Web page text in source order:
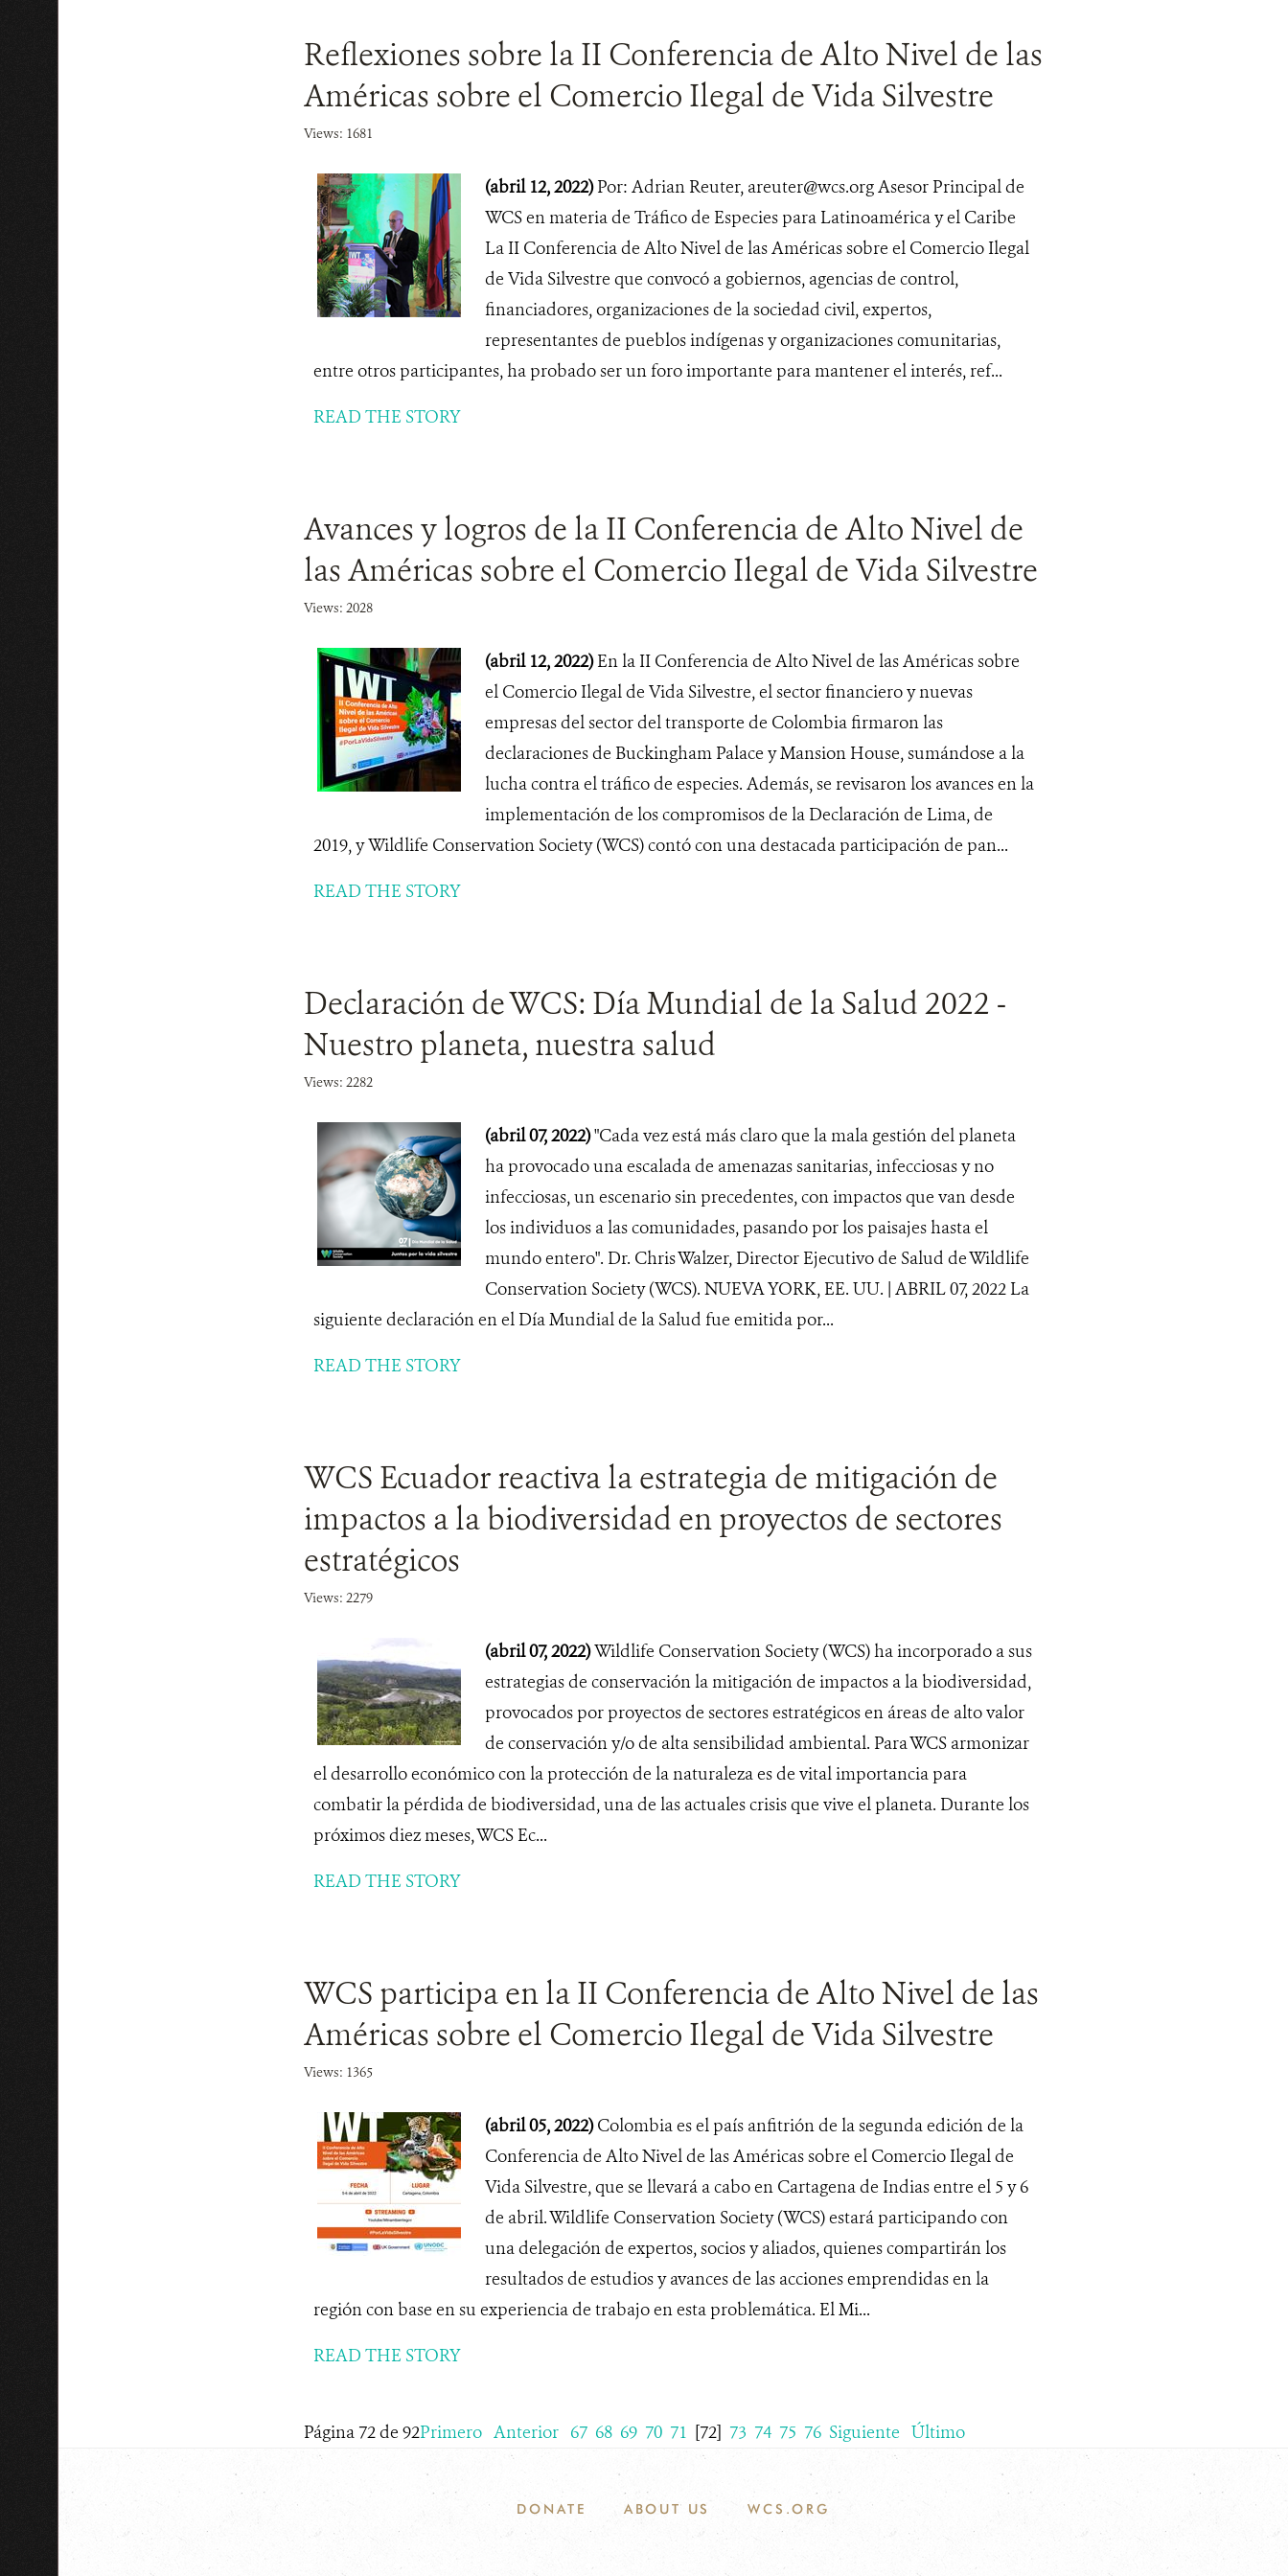
Reflexiones sobre la II Conferencia de Alto Nivel de las
Américas sobre el Comercio Ilegal de Vida Silvestre
Views: 1681
(abril 12, 2022)Por: Adrian Reuter, areuter@wcs.org Asesor Principal de
WCS en materia de Tráfico de Especies para Latinoamérica y el Caribe
La II Conferencia de Alto Nivel de las Américas sobre el Comercio Ilegal
de Vida Silvestre que convocó a gobiernos, agencias de control,
financiadores, organizaciones de la sociedad civil, expertos,
representantes de pueblos indígenas y organizaciones comunitarias,
entre otros participantes, ha probado ser un foro importante para mantener el interés, ref...
READ THE STORY
Avances y logros de la II Conferencia de Alto Nivel de
las Américas sobre el Comercio Ilegal de Vida Silvestre
Views: 2028
(abril 12, 2022)En la II Conferencia de Alto Nivel de las Américas sobre
el Comercio Ilegal de Vida Silvestre, el sector financiero y nuevas
empresas del sector del transporte de Colombia firmaron las
declaraciones de Buckingham Palace y Mansion House, sumándose a la
lucha contra el tráfico de especies. Además, se revisaron los avances en la
implementación de los compromisos de la Declaración de Lima, de
2019, y Wildlife Conservation Society (WCS) contó con una destacada participación de pan...
READ THE STORY
Declaración de WCS: Día Mundial de la Salud 2022 -
Nuestro planeta, nuestra salud
Views: 2282
(abril 07, 2022)"Cada vez está más claro que la mala gestión del planeta
ha provocado una escalada de amenazas sanitarias, infecciosas y no
infecciosas, un escenario sin precedentes, con impactos que van desde
los individuos a las comunidades, pasando por los paisajes hasta el
mundo entero". Dr. Chris Walzer, Director Ejecutivo de Salud de Wildlife
Conservation Society (WCS). NUEVA YORK, EE. UU. | ABRIL 07, 2022 La
siguiente declaración en el Día Mundial de la Salud fue emitida por...
READ THE STORY
WCS Ecuador reactiva la estrategia de mitigación de
impactos a la biodiversidad en proyectos de sectores
estratégicos
Views: 2279
(abril 07, 2022)Wildlife Conservation Society (WCS) ha incorporado a sus
estrategias de conservación la mitigación de impactos a la biodiversidad,
provocados por proyectos de sectores estratégicos en áreas de alto valor
de conservación y/o de alta sensibilidad ambiental. Para WCS armonizar
el desarrollo económico con la protección de la naturaleza es de vital importancia para
combatir la pérdida de biodiversidad, una de las actuales crisis que vive el planeta. Durante los
próximos diez meses, WCS Ec...
READ THE STORY
WCS participa en la II Conferencia de Alto Nivel de las
Américas sobre el Comercio Ilegal de Vida Silvestre
Views: 1365
(abril 05, 2022)Colombia es el país anfitrión de la segunda edición de la
Conferencia de Alto Nivel de las Américas sobre el Comercio Ilegal de
Vida Silvestre, que se llevará a cabo en Cartagena de Indias entre el 5 y 6
de abril. Wildlife Conservation Society (WCS) estará participando con
una delegación de expertos, socios y aliados, quienes compartirán los
resultados de estudios y avances de las acciones emprendidas en la
región con base en su experiencia de trabajo en esta problemática. El Mi...
READ THE STORY
Página 72 de 92Primero Anterior 67 68 69 70 71 [72] 73 74 75 76 Siguiente Último
DONATE ABOUT US WCS.ORG